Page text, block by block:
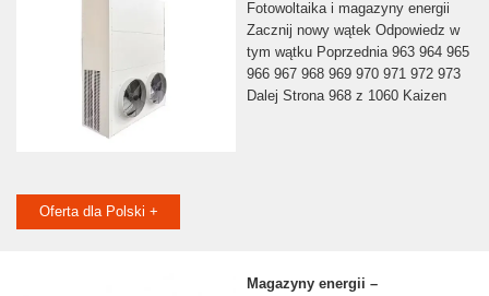
Fotowoltaika i magazyny energii
Zacznij nowy wątek Odpowiedz w
tym wątku Poprzednia 963 964 965
966 967 968 969 970 971 972 973
Dalej Strona 968 z 1060 Kaizen
Oferta dla Polski +
Magazyny energii –